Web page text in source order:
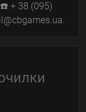
+ 38 (095)